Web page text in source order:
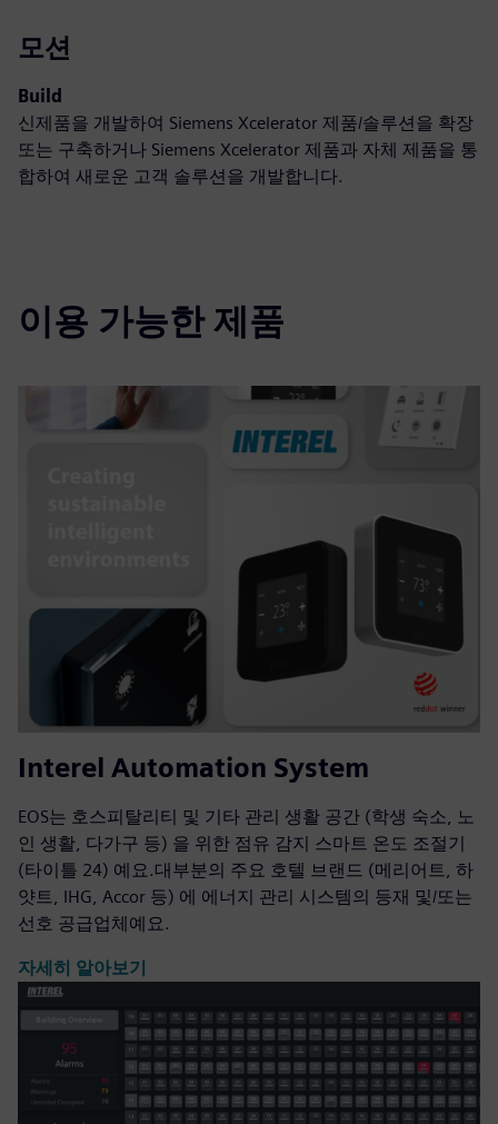
모션
Build
신제품을 개발하여 Siemens Xcelerator 제품/솔루션을 확장
또는 구축하거나 Siemens Xcelerator 제품과 자체 제품을 통
합하여 새로운 고객 솔루션을 개발합니다.
이용 가능한 제품
Interel Automation System
EOS는 호스피탈리티 및 기타 관리 생활 공간 (학생 숙소, 노
인 생활, 다가구 등) 을 위한 점유 감지 스마트 온도 조절기
(타이틀 24) 예요.대부분의 주요 호텔 브랜드 (메리어트, 하
얏트, IHG, Accor 등) 에 에너지 관리 시스템의 등재 및/또는
선호 공급업체예요.
자세히 알아보기